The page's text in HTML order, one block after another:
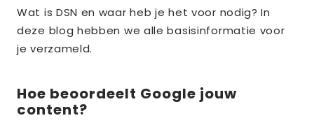
meer
over
the_title;
Wat is DSN en waar heb je het voor nodig? In
deze blog hebben we alle basisinformatie voor
je verzameld.
Lees
meer
Hoe beoordeelt Google jouw
content?